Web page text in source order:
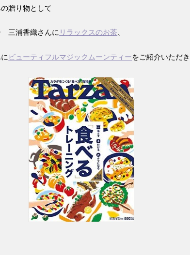
贈り物として
三浦香織さんに リラックスのお茶、
ビューティフルマジックムーンティーをご紹介いただき